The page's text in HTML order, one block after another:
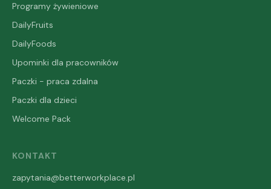
Programy żywieniowe
DailyFruits
DailyFoods
Upominki dla pracowników
Paczki - praca zdalna
Paczki dla dzieci
Welcome Pack
KONTAKT
zapytania@betterworkplace.pl